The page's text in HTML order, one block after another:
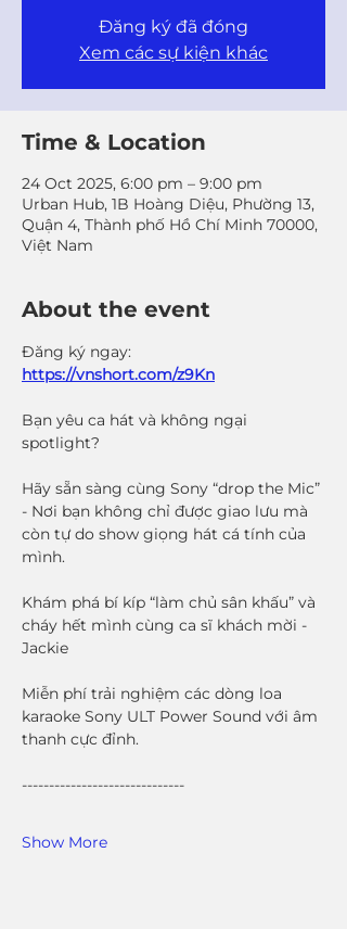
Đăng ký đã đóng
Xem các sự kiện khác
Time & Location
24 Oct 2025, 6:00 pm – 9:00 pm
Urban Hub, 1B Hoàng Diệu, Phường 13,
Quận 4, Thành phố Hồ Chí Minh 70000,
Việt Nam
About the event
Đăng ký ngay:
https://vnshort.com/z9Kn
Bạn yêu ca hát và không ngại
spotlight?
Hãy sẵn sàng cùng Sony “drop the Mic”
- Nơi bạn không chỉ được giao lưu mà
còn tự do show giọng hát cá tính của
mình.
Khám phá bí kíp “làm chủ sân khấu” và
cháy hết mình cùng ca sĩ khách mời -
Jackie
Miễn phí trải nghiệm các dòng loa
karaoke Sony ULT Power Sound với âm
thanh cực đỉnh.
------------------------------
Show More